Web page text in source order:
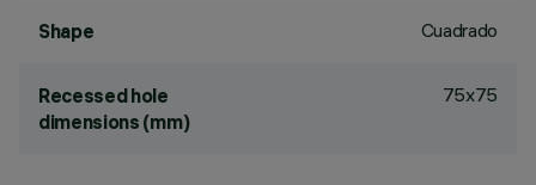
Shape Cuadrado
Recessed hole
dimensions (mm)
75x75